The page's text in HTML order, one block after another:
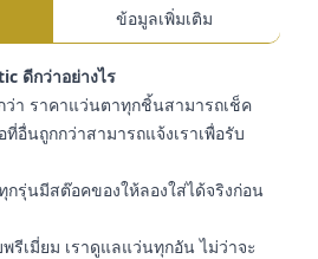
ข้อมูลเพิ่มเติม
ดีกว่าอย่างไร
ว่า ราคาแว่นตาทุกชิ้นสามารถเช็ค
ที่อื่นถูกกว่าสามารถแจ้งเราเพื่อรับ
กรุ่นมีสต๊อคของให้ลองใส่ได้จริงก่อน
รีเมี่ยม เราดูแลแว่นทุกอัน ไม่ว่าจะ